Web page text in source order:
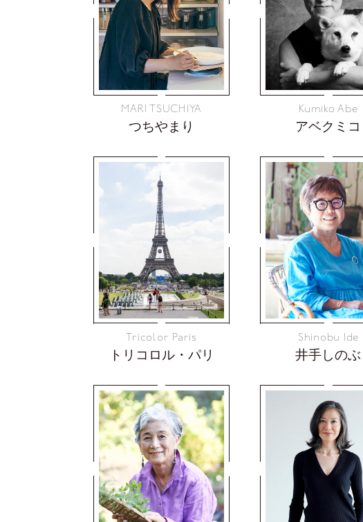
MARI TSUCHIYA
つちやまり
Kumiko Abe
アベクミコ
Tricolor Paris
トリコロル・パリ
Shinobu Ide
井手しのぶ